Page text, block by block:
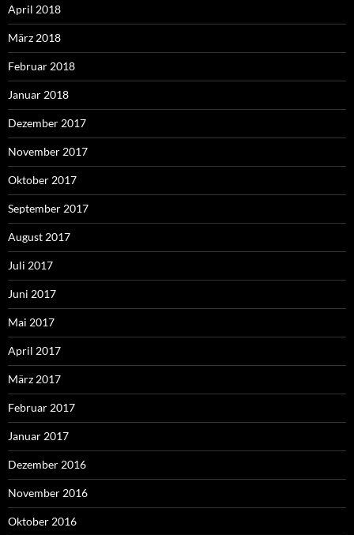
April 2018
März 2018
Februar 2018
Januar 2018
Dezember 2017
November 2017
Oktober 2017
September 2017
August 2017
Juli 2017
Juni 2017
Mai 2017
April 2017
März 2017
Februar 2017
Januar 2017
Dezember 2016
November 2016
Oktober 2016